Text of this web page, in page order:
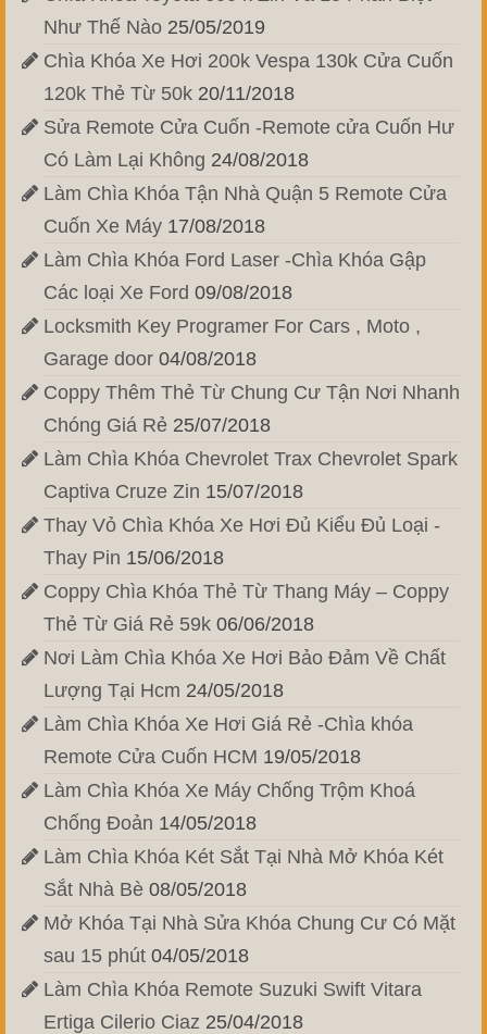
Như Thế Nào 25/05/2019
Chìa Khóa Xe Hơi 200k Vespa 130k Cửa Cuốn
120k Thẻ Từ 50k 20/11/2018
Sửa Remote Cửa Cuốn -Remote cửa Cuốn Hư
Có Làm Lại Không 24/08/2018
Làm Chìa Khóa Tận Nhà Quận 5 Remote Cửa
Cuốn Xe Máy 17/08/2018
Làm Chìa Khóa Ford Laser -Chìa Khóa Gập
Các loại Xe Ford 09/08/2018
Locksmith Key Programer For Cars , Moto ,
Garage door 04/08/2018
Coppy Thêm Thẻ Từ Chung Cư Tận Nơi Nhanh
Chóng Giá Rẻ 25/07/2018
Làm Chìa Khóa Chevrolet Trax Chevrolet Spark
Captiva Cruze Zin 15/07/2018
Thay Vỏ Chìa Khóa Xe Hơi Đủ Kiểu Đủ Loại -
Thay Pin 15/06/2018
Coppy Chìa Khóa Thẻ Từ Thang Máy – Coppy
Thẻ Từ Giá Rẻ 59k 06/06/2018
Nơi Làm Chìa Khóa Xe Hơi Bảo Đảm Về Chất
Lượng Tại Hcm 24/05/2018
Làm Chìa Khóa Xe Hơi Giá Rẻ -Chìa khóa
Remote Cửa Cuốn HCM 19/05/2018
Làm Chìa Khóa Xe Máy Chống Trộm Khoá
Chống Đoản 14/05/2018
Làm Chìa Khóa Két Sắt Tại Nhà Mở Khóa Két
Sắt Nhà Bè 08/05/2018
Mở Khóa Tại Nhà Sửa Khóa Chung Cư Có Mặt
sau 15 phút 04/05/2018
Làm Chìa Khóa Remote Suzuki Swift Vitara
Ertiga Cilerio Ciaz 25/04/2018